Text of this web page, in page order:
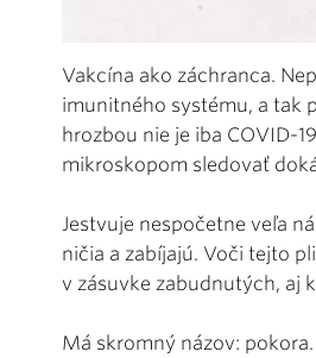
Vakcína ako záchranca.
imunitného systému, a tak
hrozbou nie je iba COVID-
mikroskopom sledovať
Jestvuje nespočetne veľa
ničia a zabíjajú. Voči tejto
v zásuvke zabudnutých, aj
Má skromný názov: